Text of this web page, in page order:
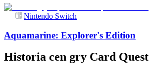
Nintendo Switch
Aquamarine: Explorer's Edition
Historia cen gry Card Quest